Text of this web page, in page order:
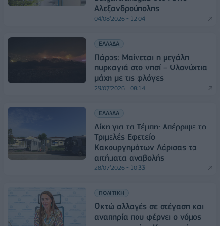
Αλεξανδρούπολης
04/08/2026 - 12:04
ΕΛΛΑΔΑ
Πάρος: Μαίνεται η μεγάλη
πυρκαγιά στο νησί – Ολονύχτια
μάχη με τις φλόγες
29/07/2026 - 08:14
ΕΛΛΑΔΑ
Δίκη για τα Τέμπη: Απέρριψε το
Τριμελές Εφετείο
Κακουργημάτων Λάρισας τα
αιτήματα αναβολής
28/07/2026 - 10:33
ΠΟΛΙΤΙΚΗ
Οκτώ αλλαγές σε στέγαση και
αναπηρία που φέρνει ο νόμος